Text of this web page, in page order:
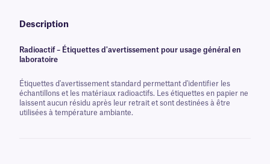
Description
Radioactif – Étiquettes d'avertissement pour usage général en
laboratoire
Étiquettes d'avertissement standard permettant d'identifier les
échantillons et les matériaux radioactifs. Les étiquettes en papier ne
laissent aucun résidu après leur retrait et sont destinées à être
utilisées à température ambiante.